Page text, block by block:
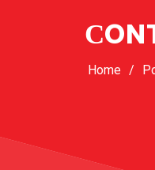
Home /